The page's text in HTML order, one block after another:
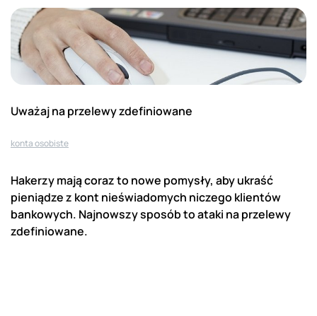
Uważaj na przelewy zdefiniowane
konta osobiste
Hakerzy mają coraz to nowe pomysły, aby ukraść
pieniądze z kont nieświadomych niczego klientów
bankowych. Najnowszy sposób to ataki na przelewy
zdefiniowane.